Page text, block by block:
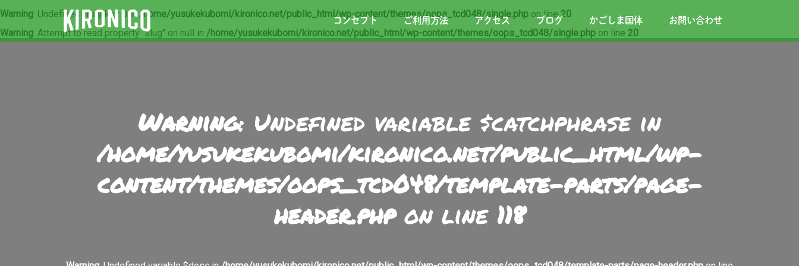
コンセプト ご利用方法 アクセス ブログ かごしま国体 お問い合わせ
Warning: Undefined array key 0 in/home/yusukekubomi/kironico.net/public_html/wp-content/themes/oops_tcd048/single.php on line20
Warning: Attempt to read property "slug" on null in /home/yusukekubomi/kironico.net/public_html/wp-content/themes/oops_tcd048/single.php on line 20
Warning: Undefined variable $catchphrase in
/home/yusukekubomi/kironico.net/public_html/wp-
content/themes/oops_tcd048/template-parts/page-
header.phpon line 118